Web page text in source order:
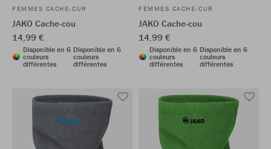
FEMMES CACHE-CUR
JAKO Cache-cou
14,99 €
Disponible en 6
couleurs
différentes
Disponible en 6
couleurs
différentes
FEMMES CACHE-CUR
JAKO Cache-cou
14,99 €
Disponible en 6
couleurs
différentes
Disponible en 6
couleurs
différentes